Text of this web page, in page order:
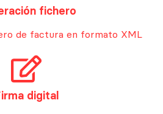
fichero
de factura en formato XML
digital